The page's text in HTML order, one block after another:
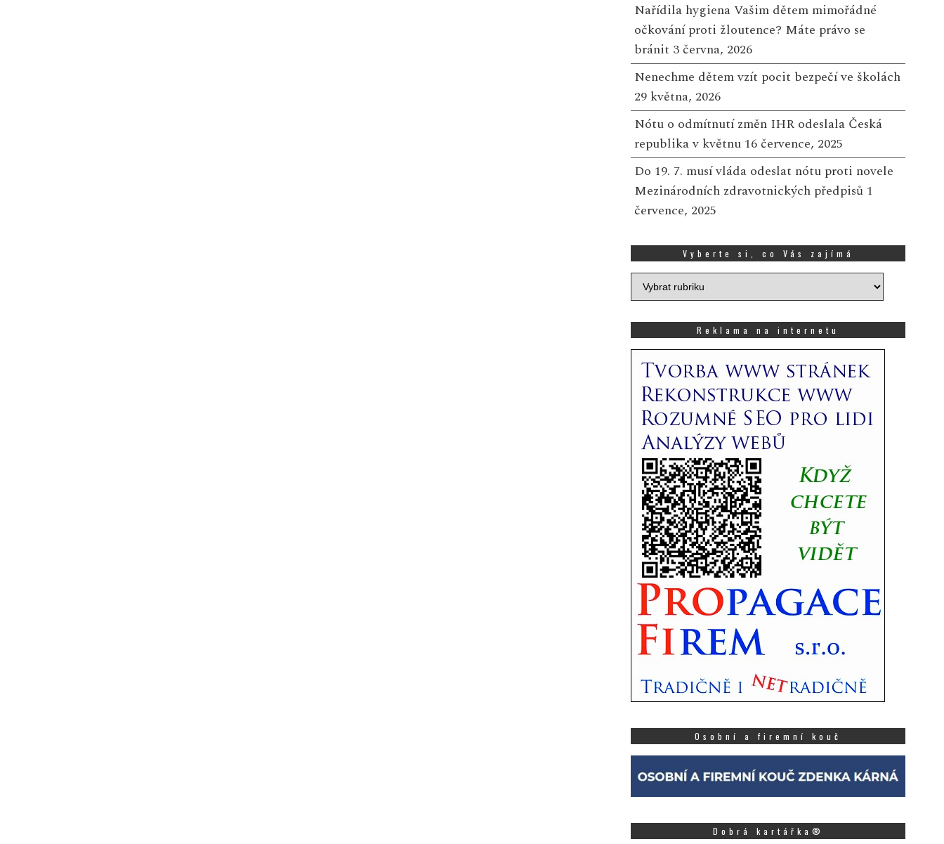
Nařídila hygiena Vašim dětem mimořádné
očkování proti žloutence? Máte právo se
bránit 3 června, 2026
Nenechme dětem vzít pocit bezpečí ve školách
29 května, 2026
Nótu o odmítnutí změn IHR odeslala Česká
republika v květnu 16 července, 2025
Do 19. 7. musí vláda odeslat nótu proti novele
Mezinárodních zdravotnických předpisů 1
července, 2025
Vyberte si, co Vás zajímá
Vyberte
si,
zajímá
Reklama na internetu
Osobní a firemní kouč
Dobrá kartářka®